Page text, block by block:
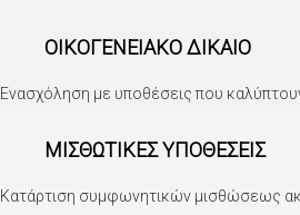
ΟΙΚΟΓΕΝΕΙΑΚΟ ΔΙΚΑΙΟ
Ενασχόληση με υποθέσεις που
ΜΙΣΘΩΤΙΚΕΣ ΥΠΟΘΕΣΕΙΣ
Κατάρτιση συμφωνητικών μισθώσεως